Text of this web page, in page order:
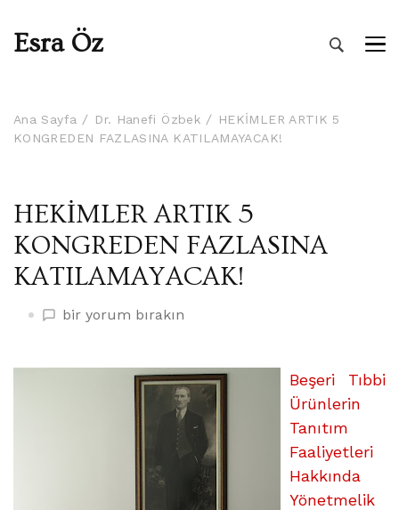
Esra Öz
Ana Sayfa Dr. Hanefi Özbek
HEKİMLER ARTIK 5
KONGREDEN FAZLASINA KATILAMAYACAK!
HEKİMLER ARTIK 5
KONGREDEN FAZLASINA
KATILAMAYACAK!
HEKİMLER
KONGREDEN
FAZLASINA
KATILAMAYACAK!
bir yorum bırakın
Beşeri Tıbbi
Ürünlerin
Tanıtım
Faaliyetleri
Hakkında
Yönetmelik